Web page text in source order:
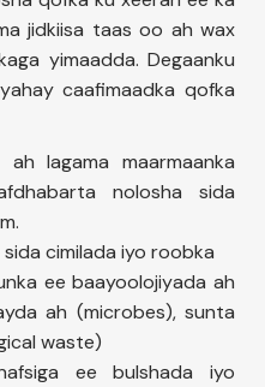
jidkiisa taas oo ah wax
yimaadda. Degaanku
caafimaadka qofka
lagama maarmaanka
nolosha sida
cimilada iyo roobka
ee baayoolojiyada ah
ah (microbes), sunta
waste)
ee bulshada iyo